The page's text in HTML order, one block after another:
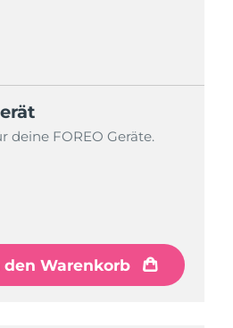
deine FOREO Geräte.
den Warenkorb